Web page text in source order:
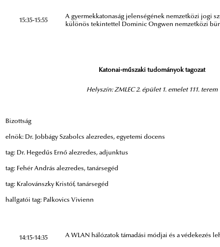
15:35-15:55
A gyermekkatonaság jelenségének nemzetközi jogi
különös tekintettel Dominic Ongwen nemzetközi
Katonai-műszaki tudományok tagozat
Helyszín: ZMLEC 2. épület 1. emelet 111. terem
Bizottság
elnök: Dr. Jobbágy Szabolcs alezredes, egyetemi docens
tag: Dr. Hegedűs Ernő alezredes, adjunktus
tag: Fehér András alezredes, tanársegéd
tag: Kralovánszky Kristóf, tanársegéd
hallgatói tag: Palkovics Vivienn
14:15-14:35 A WLAN hálózatok támadási módjai és a védekezés